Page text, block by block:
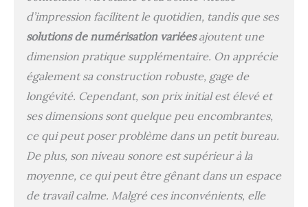
d’impression facilitent le quotidien, tandis que ses
solutions de numérisation variéesajoutent une
dimension pratique supplémentaire. On apprécie
également sa construction robuste, gage de
longévité. Cependant, son prix initial est élevé et
ses dimensions sont quelque peu encombrantes,
ce qui peut poser problème dans un petit bureau.
De plus, son niveau sonore est supérieur à la
moyenne, ce qui peut être gênant dans un espace
de travail calme. Malgré ces inconvénients, elle